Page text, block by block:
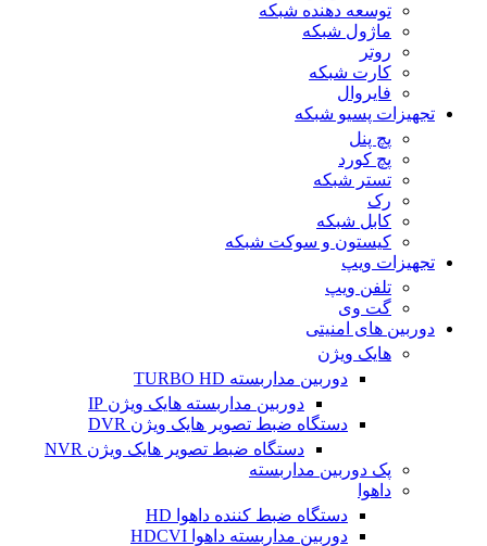
توسعه دهنده شبکه
ماژول شبکه
روتر
کارت شبکه
فایروال
تجهیزات پسیو شبکه
پچ پنل
پچ کورد
تستر شبکه
رک
کابل شبکه
کیستون و سوکت شبکه
تجهیزات ویپ
تلفن ویپ
گت وی
دوربین های امنیتی
هایک ویژن
دوربین مداربسته TURBO HD
دوربین مداربسته هایک ویژن IP
دستگاه ضبط تصویر هایک ویژن DVR
دستگاه ضبط تصویر هایک ویژن NVR
پک دوربین مداربسته
داهوا
دستگاه ضبط کننده داهوا HD
دوربین مداربسته داهوا HDCVI